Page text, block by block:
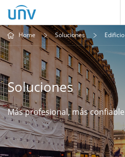
Home Soluciones Edificio
Soluciones
Más profesional, más confiable